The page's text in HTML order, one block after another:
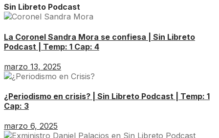
Sin Libreto Podcast
La Coronel Sandra Mora se confiesa | Sin Libreto
Podcast | Temp: 1 Cap: 4
marzo 13, 2025
¿Periodismo en crisis? | Sin Libreto Podcast | Temp: 1
Cap: 3
marzo 6, 2025